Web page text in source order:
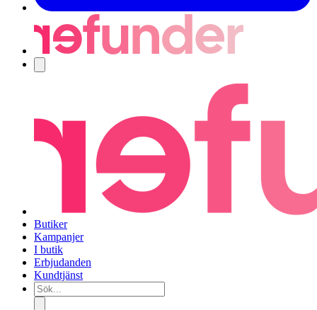
Butiker
Kampanjer
I butik
Erbjudanden
Kundtjänst
Sök...